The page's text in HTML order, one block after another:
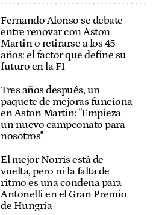
Fernando Alonso se debate
entre renovar con Aston
Martin o retirarse a los 45
años: el factor que define su
futuro en la F1
Tres años después, un
paquete de mejoras funciona
en Aston Martin: "Empieza
un nuevo campeonato para
nosotros"
El mejor Norris está de
vuelta, pero ni la falta de
ritmo es una condena para
Antonelli en el Gran Premio
de Hungría